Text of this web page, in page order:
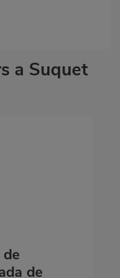
a Suquet
de